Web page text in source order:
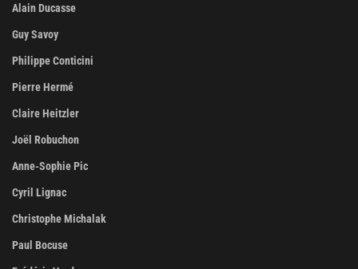
Alain Ducasse
Guy Savoy
Philippe Conticini
Pierre Hermé
Claire Heitzler
Joël Robuchon
Anne-Sophie Pic
Cyril Lignac
Christophe Michalak
Paul Bocuse